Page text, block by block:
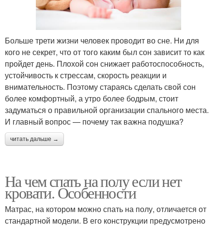
Больше трети жизни человек проводит во сне. Ни для
кого не секрет, что от того каким был сон зависит то как
пройдет день. Плохой сон снижает работоспособность,
устойчивость к стрессам, скорость реакции и
внимательность. Поэтому стараясь сделать свой сон
более комфортный, а утро более бодрым, стоит
задуматься о правильной организации спального места.
И главный вопрос — почему так важна подушка?
читать дальше →
На чем спать на полу если нет
кровати. Особенности
Матрас, на котором можно спать на полу, отличается от
стандартной модели. В его конструкции предусмотрено